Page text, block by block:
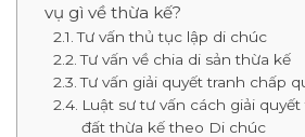
vụ gì về thừa kế?
Tư vấn thủ tục lập di chúc
Tư vấn về chia di sản thừa kế
Tư vấn giải quyết tranh chấp
Luật sư tư vấn cách giải
đất thừa kế theo Di chúc